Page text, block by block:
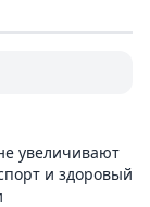
увеличивают
и здоровый